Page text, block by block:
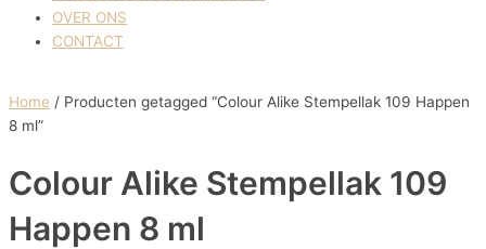
OVER ONS
CONTACT
Home / Producten getagged “Colour Alike Stempellak 109 Happen
8 ml”
Colour Alike Stempellak 109
Happen 8 ml